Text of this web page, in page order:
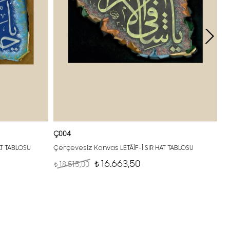
Ç004
Çerçevesiz Kanvas LETÂİF-İ SIR HAT TABLOSU
t 18.515,00 t16.663,50